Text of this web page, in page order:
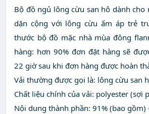
Bộ đồ ngủ lông cừu san hô dành cho
dặn cộng với lông cừu ấm áp trẻ
thước bộ đồ mặc nhà mùa đông
hàng: hơn 90% đơn đặt hàng sẽ
22 giờ sau khi đơn hàng được hoàn
Vải thường được gọi là: lông cừu san
Chất liệu chính của vải: polyester (sợi
Nội dung thành phần: 91% (bao gồm)